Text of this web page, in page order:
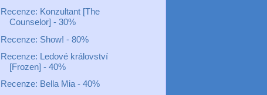
Recenze: Konzultant [The
Counselor] - 30%
Recenze: Show! - 80%
Recenze: Ledové království
[Frozen] - 40%
Recenze: Bella Mia - 40%